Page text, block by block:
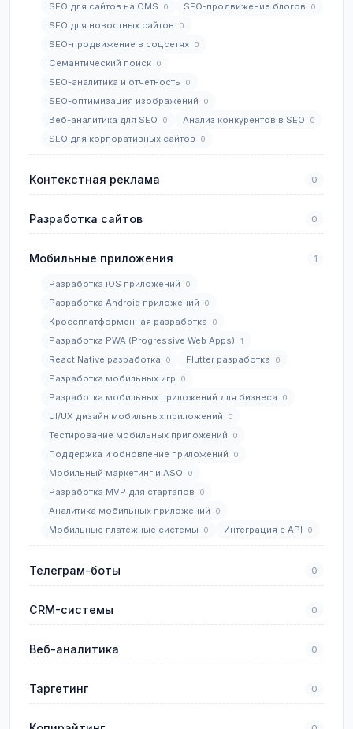
SEO для сайтов на CMS 0 SEO-продвижение блогов 0
SEO для новостных сайтов 0
SEO-продвижение в соцсетях 0
Семантический поиск 0
SEO-аналитика и отчетность 0
SEO-оптимизация изображений 0
Веб-аналитика для SEO 0 Анализ конкурентов в SEO 0
SEO для корпоративных сайтов 0
Контекстная реклама 0
Разработка сайтов 0
Мобильные приложения 1
Разработка iOS приложений 0
Разработка Android приложений 0
Кроссплатформенная разработка 0
Разработка PWA (Progressive Web Apps) 1
React Native разработка 0 Flutter разработка 0
Разработка мобильных игр 0
Разработка мобильных приложений для бизнеса 0
UI/UX дизайн мобильных приложений 0
Тестирование мобильных приложений 0
Поддержка и обновление приложений 0
Мобильный маркетинг и ASO 0
Разработка MVP для стартапов 0
Аналитика мобильных приложений 0
Мобильные платежные системы 0 Интеграция с API 0
Телеграм-боты 0
CRM-системы 0
Веб-аналитика 0
Таргетинг 0